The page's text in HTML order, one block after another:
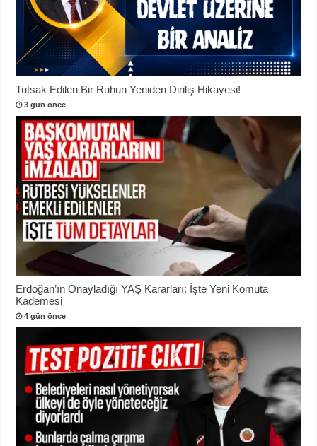
Tutsak Edilen Bir Ruhun Yeniden Diriliş Hikayesi!
3 gün önce
Erdoğan’ın Onayladığı YAŞ Kararları: İşte Yeni Komuta
Kademesi
4 gün önce